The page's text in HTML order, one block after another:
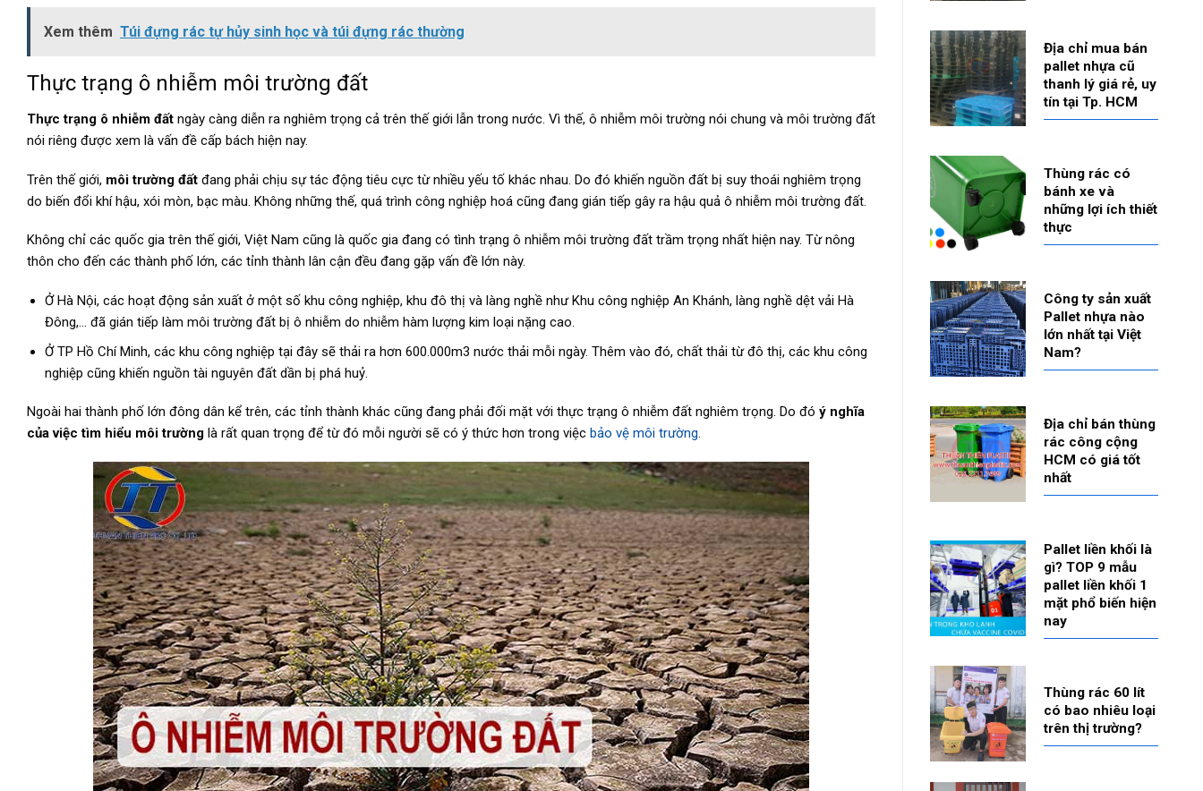
Xem thêm Túi đựng rác tự hủy sinh học và túi đựng rác thường
Thực trạng ô nhiễm môi trường đất
Thực trạng ô nhiễm đất ngày càng diễn ra nghiêm trọng cả trên thế giới lẫn trong nước. Vì thế, ô nhiễm môi trường nói chung và môi trường đất
nói riêng được xem là vấn đề cấp bách hiện nay.
Trên thế giới, môi trường đất đang phải chịu sự tác động tiêu cực từ nhiều yếu tố khác nhau. Do đó khiến nguồn đất bị suy thoái nghiêm trọng
do biến đổi khí hậu, xói mòn, bạc màu. Không những thế, quá trình công nghiệp hoá cũng đang gián tiếp gây ra hậu quả ô nhiễm môi trường đất.
Không chỉ các quốc gia trên thế giới, Việt Nam cũng là quốc gia đang có tình trạng ô nhiễm môi trường đất trầm trọng nhất hiện nay. Từ nông
thôn cho đến các thành phố lớn, các tỉnh thành lân cận đều đang gặp vấn đề lớn này.
Ở Hà Nội, các hoạt động sản xuất ở một số khu công nghiệp, khu đô thị và làng nghề như Khu công nghiệp An Khánh, làng nghề dệt vải Hà
Đông,… đã gián tiếp làm môi trường đất bị ô nhiễm do nhiễm hàm lượng kim loại nặng cao.
Ở TP Hồ Chí Minh, các khu công nghiệp tại đây sẽ thải ra hơn 600.000m3 nước thải mỗi ngày. Thêm vào đó, chất thải từ đô thị, các khu công
nghiệp cũng khiến nguồn tài nguyên đất dần bị phá huỷ.
Ngoài hai thành phố lớn đông dân kể trên, các tỉnh thành khác cũng đang phải đối mặt với thực trạng ô nhiễm đất nghiêm trọng. Do đó ý nghĩa
của việc tìm hiểu môi trường là rất quan trọng để từ đó mỗi người sẽ có ý thức hơn trong việc bảo vệ môi trường.
Địa chỉ mua bán
pallet nhựa cũ
thanh lý giá rẻ, uy
tín tại Tp. HCM
Thùng rác có
bánh xe và
những lợi ích thiết
thực
Công ty sản xuất
Pallet nhựa nào
lớn nhất tại Việt
Nam?
Địa chỉ bán thùng
rác công cộng
HCM có giá tốt
nhất
Pallet liền khối là
gì? TOP 9 mẫu
pallet liền khối 1
mặt phổ biến hiện
nay
Thùng rác 60 lít
có bao nhiêu loại
trên thị trường?